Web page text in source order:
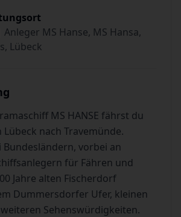
MS Hanse, MS Hansa,
Lübeck
MS HANSE fährst du
nach Travemünde.
Bundesländern, vorbei an
für Fähren und
Jahre alten Fischerdorf
Dummersdorfer Ufer, kleinen
Sehenswürdigkeiten.